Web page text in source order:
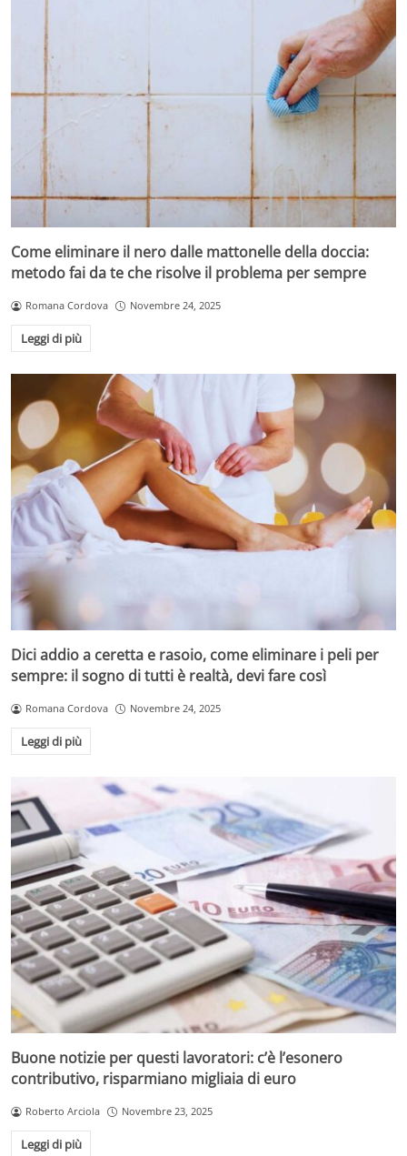
Scarsa idratazione
: capelli poco nutriti e secchi
hanno le cuticole più aperte e sono maggiormente
vulnerabili all’umidità esterna.
Fattori genetici e tipo di capello
: i capelli ricci e
mossi, così come quelli molto porosi, sono
naturalmente più predisposti al crespo e al
gonfiore.
Trattamenti chimici aggressivi
: decolorazioni, tinte
frequenti e permanenti danneggiano la struttura
del capello, aumentando la fragilità e il rischio di
crespo.
Uso eccessivo di calore: phon, piastre e
arricciacapelli usati senza protezione termica
Abitudini errate di lavaggio e asciugatura
con solfati aggressivi, acqua troppo calda e
sfregamenti energici con asciugamani di spugna
favoriscono l’effetto crespo.
Agenti atmosferici
: oltre all’umidità, sole, vento,
cloro e acqua calcarea contribuiscono a seccare il
capello.
Stress e alimentazione: carenze nutrizionali e stress
indeboliscono la salute della chioma.
Come evitare i capelli crespi quando piove – velaincampania.it
È importante distinguere tracapelli gonfie
crespi, spesso confusi ma diversi: i primi presentano un
aumento di volume eccessivo causato dall’umidità,
mentre i secondi sono caratterizzati da ciocche
irregolari, ruvidità e secchezza al tatto. Per domare
l’effetto crespo e gonfio, l’idratazione resta il cardine di
una corretta hair care routine. A seconda del tipo di
capelli, la scelta dei prodotti va calibrata con attenzione:
Prodotti anti-crespo completi: shampoo delicati
senza solfati, balsami nutrienti, maschere
ristrutturanti e prodotti leave-in (sieri, creme, spray
o oli) sono indispensabili per mantenere la fibra
capillare protetta e idratata.
cocco, karité e jojoba, cheratina, acido ialuronico e
glicerina aiutano a nutrire e a sigillare le cuticole.
Come eliminare il nero dalle mattonelle della doccia:
metodo fai da te che risolve il problema per sempre
Romana Cordova Novembre 24, 2025
Leggi di più
Dici addio a ceretta e rasoio, come eliminare i peli per
sempre: il sogno di tutti è realtà, devi fare così
Romana Cordova Novembre 24, 2025
Leggi di più
Buone notizie per questi lavoratori: c’è l’esonero
contributivo, risparmiano migliaia di euro
Roberto Arciola Novembre 23, 2025
Leggi di più